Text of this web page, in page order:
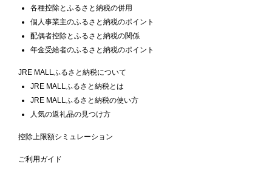
各種控除とふるさと納税の併用
個人事業主のふるさと納税のポイント
配偶者控除とふるさと納税の関係
年金受給者のふるさと納税のポイント
JRE MALLふるさと納税について
JRE MALLふるさと納税とは
JRE MALLふるさと納税の使い方
人気の返礼品の見つけ方
控除上限額シミュレーション
ご利用ガイド